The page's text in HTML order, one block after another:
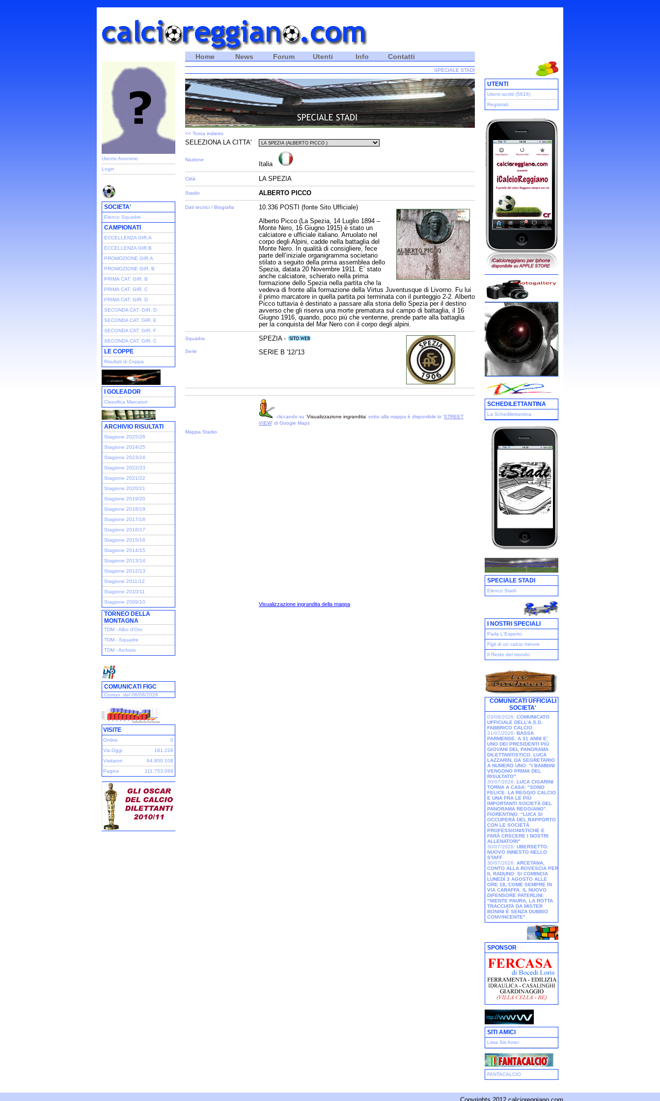
Utente Anonimo
Login
SOCIETA'
Elenco Squadre
CAMPIONATI
ECCELLENZA GIR.A
ECCELLENZA GIR.B
PROMOZIONE GIR.A
PROMOZIONE GIR. B
PRIMA CAT. GIR. B
PRIMA CAT. GIR. C
PRIMA CAT. GIR. D
SECONDA CAT. GIR. D
SECONDA CAT. GIR. E
SECONDA CAT. GIR. F
SECONDA CAT. GIR. C
LE COPPE
Risultati di Coppa
I GOLEADOR
Classifica Marcatori
ARCHIVIO RISULTATI
Stagione 2025/26
Stagione 2024/25
Stagione 2023/24
Stagione 2022/23
Stagione 2021/22
Stagione 2020/21
Stagione 2019/20
Stagione 2018/19
Stagione 2017/18
Stagione 2016/17
Stagione 2015/16
Stagione 2014/15
Stagione 2013/14
Stagione 2012/13
Stagione 2011/12
Stagione 2010/11
Stagione 2009/10
TORNEO DELLA
MONTAGNA
TDM - Albo d'Oro
TDM - Squadre
TDM - Archivio
COMUNICATI FIGC
Comun. del 06/08/2026
VISITE
Online
0
Vis.Oggi
181.226
Visitatori
64.800.108
Pagine
111.753.099
Home News Forum Utenti Info Contatti
SPECIALE STADI
<< Torna indietro
SELEZIONA LA CITTA'
Nazione
Italia
Città LA SPEZIA
Stadio ALBERTO PICCO
Dati tecnici / Biografia
10.336 POSTI (fonte Sito Ufficiale)
Alberto Picco (La Spezia, 14 Luglio 1894 –
Monte Nero, 16 Giugno 1915) è stato un
calciatore e ufficiale italiano. Arruolato nel
corpo degli Alpini, cadde nella battaglia del
Monte Nero. In qualità di consigliere, fece
parte dell’iniziale organigramma societario
stilato a seguito della prima assemblea dello
Spezia, datata 20 Novembre 1911. E’ stato
anche calciatore, schierato nella prima
formazione dello Spezia nella partita che la
vedeva di fronte alla formazione della Virtus Juventusque di Livorno. Fu lui
il primo marcatore in quella partita poi terminata con il punteggio 2-2. Alberto
Picco tuttavia è destinato a passare alla storia dello Spezia per il destino
avverso che gli riserva una morte prematura sul campo di battaglia, il 16
Giugno 1916, quando, poco più che ventenne, prende parte alla battaglia
per la conquista del Mar Nero con il corpo degli alpini.
Squadra
Serie
SPEZIA -
SERIE B '12/'13
cliccando su 'Visualizzazione ingrandita' sotto alla mappa è disponibile lo 'STREET
VIEW' di Google Maps
Mappa Stadio
Visualizzazione ingrandita della mappa
UTENTI
Utenti iscritti (5616)
Registrati
SCHEDILETTANTINA
La Schedilettantina
SPECIALE STADI
Elenco Stadi
I NOSTRI SPECIALI
Parla L'Esperto
Figli di un calcio minore
Il Resto del mondo
COMUNICATI UFFICIALI
SOCIETA'
03/08/2026: COMUNICATO
UFFICIALE DELL’A.S.D.
FABBRICO CALCIO
31/07/2026: BASSA
PARMENSE. A 31 ANNI E'
UNO DEI PRESIDENTI PIÙ
GIOVANI DEL PANORAMA
DILETTANTISTICO. LUCA
LAZZARIN, DA SEGRETARIO
A NUMERO UNO: "I BAMBINI
VENGONO PRIMA DEL
RISULTATO"
30/07/2026: LUCA CIGARINI
TORNA A CASA: “SONO
FELICE. LA REGGIO CALCIO
E UNA FRA LE PIÙ
IMPORTANTI SOCIETÀ DEL
PANORAMA REGGIANO”.
FIORENTINO: “LUCA SI
OCCUPERÀ DEL RAPPORTO
CON LE SOCIETÀ
PROFESSIONISTICHE E
FARÀ CRSCERE I NOSTRI
ALLENATORI"
30/07/2026: UBERSETTO:
NUOVO INNESTO NELLO
STAFF
30/07/2026: ARCETANA,
CONTO ALLA ROVESCIA PER
IL RADUNO: SI COMINCIA
LUNEDÌ 3 AGOSTO ALLE
ORE 18, COME SEMPRE IN
VIA CARAFFA. IL NUOVO
DIFENSORE PATERLINI:
"NIENTE PAURA, LA ROTTA
TRACCIATA DA MISTER
BONINI È SENZA DUBBIO
CONVINCENTE"
SPONSOR
SITI AMICI
Lista Siti Amici
FANTACALCIO